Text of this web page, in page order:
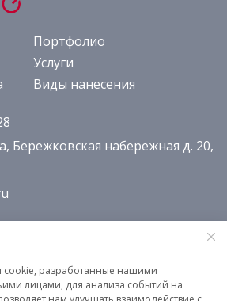
Портфолио
Услуги
Виды нанесения
Бережковская набережная д. 20,
рассылку
разработанные нашими
лицами, для анализа событий на